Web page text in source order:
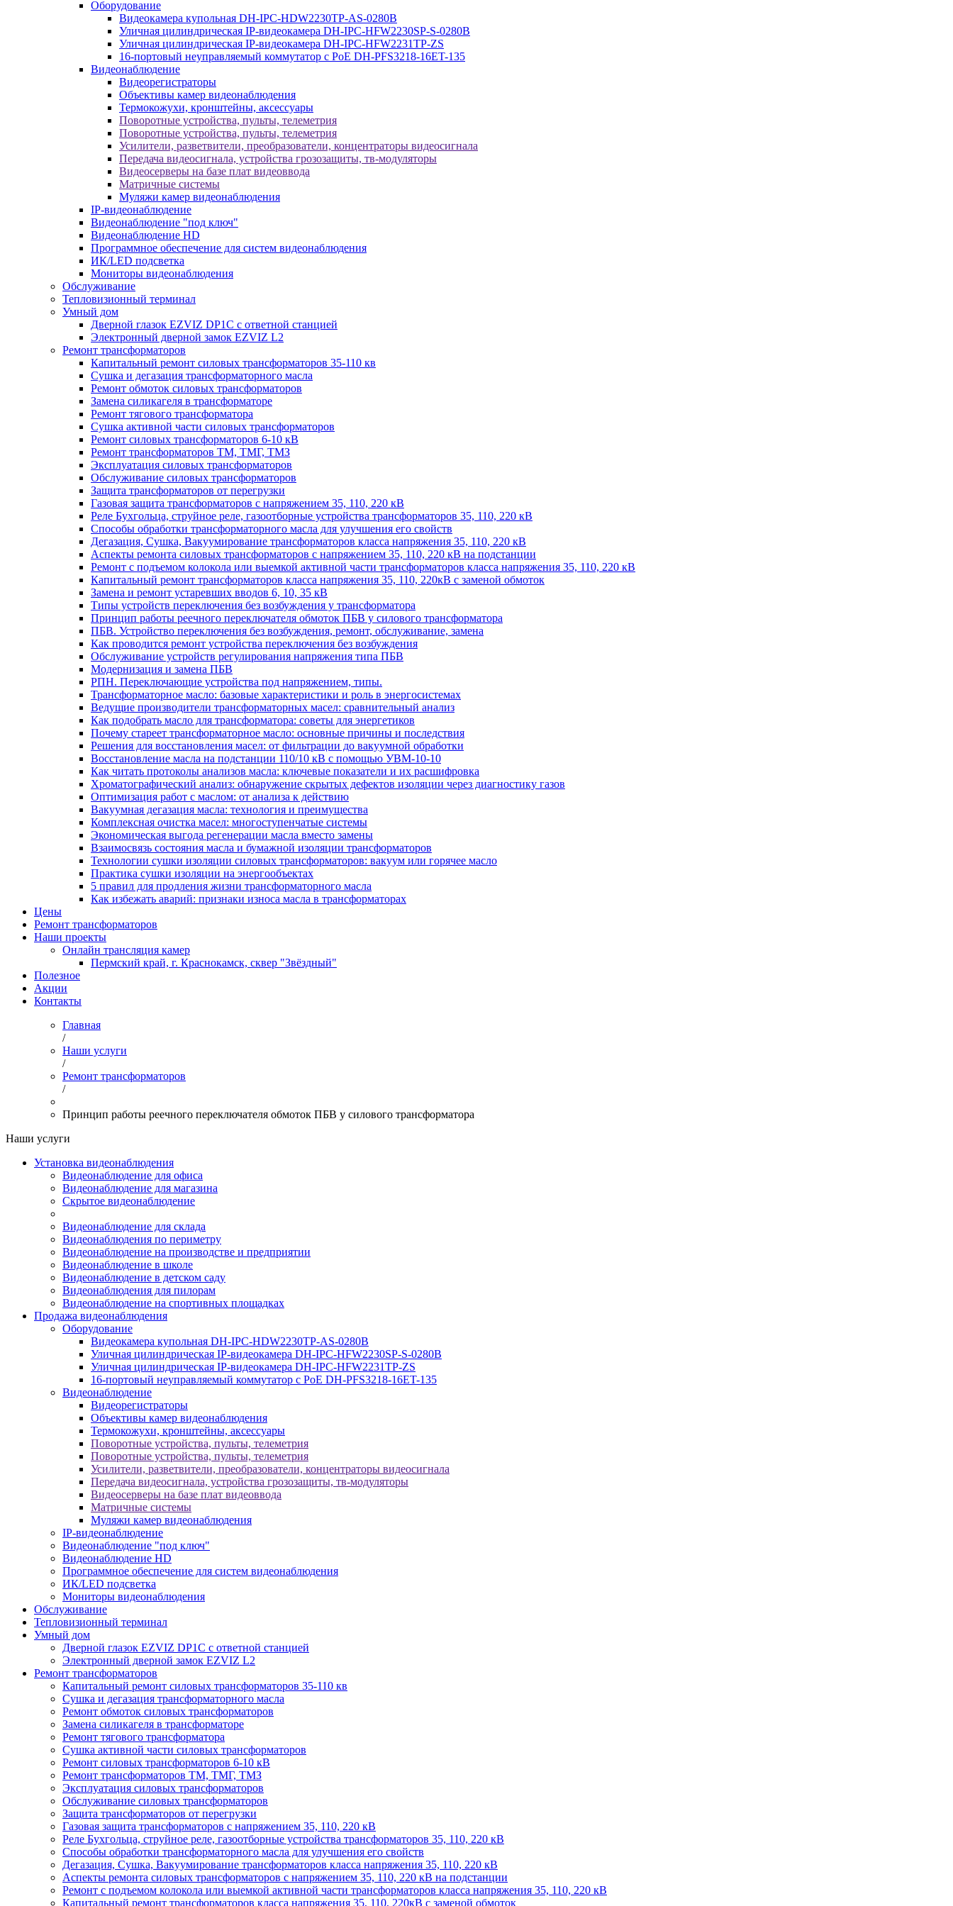
Оборудование
Видеокамера купольная DH-IPC-HDW2230TP-AS-0280B
Уличная цилиндрическая IP-видеокамера DH-IPC-HFW2230SP-S-0280B
Уличная цилиндрическая IP-видеокамера DH-IPC-HFW2231TP-ZS
16-портовый неуправляемый коммутатор с РоЕ DH-PFS3218-16ET-135
Видеонаблюдение
Видеорегистраторы
Объективы камер видеонаблюдения
Термокожухи, кронштейны, аксессуары
Поворотные устройства, пульты, телеметрия
Поворотные устройства, пульты, телеметрия
Усилители, разветвители, преобразователи, концентраторы видеосигнала
Передача видеосигнала, устройства грозозащиты, тв-модуляторы
Видеосерверы на базе плат видеоввода
Матричные системы
Муляжи камер видеонаблюдения
IP-видеонаблюдение
Видеонаблюдение "под ключ"
Видеонаблюдение HD
Программное обеспечение для систем видеонаблюдения
ИК/LED подсветка
Мониторы видеонаблюдения
Обслуживание
Тепловизионный терминал
Умный дом
Дверной глазок EZVIZ DP1C с ответной станцией
Электронный дверной замок EZVIZ L2
Ремонт трансформаторов
Капитальный ремонт силовых трансформаторов 35-110 кв
Сушка и дегазация трансформаторного масла
Ремонт обмоток силовых трансформаторов
Замена силикагеля в трансформаторе
Ремонт тягового трансформатора
Сушка активной части силовых трансформаторов
Ремонт силовых трансформаторов 6-10 кВ
Ремонт трансформаторов ТМ, ТМГ, ТМЗ
Эксплуатация силовых трансформаторов
Обслуживание силовых трансформаторов
Защита трансформаторов от перегрузки
Газовая защита трансформаторов с напряжением 35, 110, 220 кВ
Реле Бухгольца, струйное реле, газоотборные устройства трансформаторов 35, 110, 220 кВ
Способы обработки трансформаторного масла для улучшения его свойств
Дегазация, Сушка, Вакуумирование трансформаторов класса напряжения 35, 110, 220 кВ
Аспекты ремонта силовых трансформаторов с напряжением 35, 110, 220 кВ на подстанции
Ремонт с подъемом колокола или выемкой активной части трансформаторов класса напряжения 35, 110, 220 кВ
Капитальный ремонт трансформаторов класса напряжения 35, 110, 220кВ с заменой обмоток
Замена и ремонт устаревших вводов 6, 10, 35 кВ
Типы устройств переключения без возбуждения у трансформатора
Принцип работы реечного переключателя обмоток ПБВ у силового трансформатора
ПБВ. Устройство переключения без возбуждения, ремонт, обслуживание, замена
Как проводится ремонт устройства переключения без возбуждения
Обслуживание устройств регулирования напряжения типа ПБВ
Модернизация и замена ПБВ
РПН. Переключающие устройства под напряжением, типы.
Трансформаторное масло: базовые характеристики и роль в энергосистемах
Ведущие производители трансформаторных масел: сравнительный анализ
Как подобрать масло для трансформатора: советы для энергетиков
Почему стареет трансформаторное масло: основные причины и последствия
Решения для восстановления масел: от фильтрации до вакуумной обработки
Восстановление масла на подстанции 110/10 кВ с помощью УВМ-10-10
Как читать протоколы анализов масла: ключевые показатели и их расшифровка
Хроматографический анализ: обнаружение скрытых дефектов изоляции через диагностику газов
Оптимизация работ с маслом: от анализа к действию
Вакуумная дегазация масла: технология и преимущества
Комплексная очистка масел: многоступенчатые системы
Экономическая выгода регенерации масла вместо замены
Взаимосвязь состояния масла и бумажной изоляции трансформаторов
Технологии сушки изоляции силовых трансформаторов: вакуум или горячее масло
Практика сушки изоляции на энергообъектах
5 правил для продления жизни трансформаторного масла
Как избежать аварий: признаки износа масла в трансформаторах
Цены
Ремонт трансформаторов
Наши проекты
Онлайн трансляция камер
Пермский край, г. Краснокамск, сквер "Звёздный"
Полезное
Акции
Контакты
Главная
/
Наши услуги
/
Ремонт трансформаторов
/
Принцип работы реечного переключателя обмоток ПБВ у силового трансформатора
Наши услуги
Установка видеонаблюдения
Видеонаблюдение для офиса
Видеонаблюдение для магазина
Скрытое видеонаблюдение
Видеонаблюдение для склада
Видеонаблюдения по периметру
Видеонаблюдение на производстве и предприятии
Видеонаблюдение в школе
Видеонаблюдение в детском саду
Видеонаблюдения для пилорам
Видеонаблюдение на спортивных площадках
Продажа видеонаблюдения
Оборудование
Видеокамера купольная DH-IPC-HDW2230TP-AS-0280B
Уличная цилиндрическая IP-видеокамера DH-IPC-HFW2230SP-S-0280B
Уличная цилиндрическая IP-видеокамера DH-IPC-HFW2231TP-ZS
16-портовый неуправляемый коммутатор с РоЕ DH-PFS3218-16ET-135
Видеонаблюдение
Видеорегистраторы
Объективы камер видеонаблюдения
Термокожухи, кронштейны, аксессуары
Поворотные устройства, пульты, телеметрия
Поворотные устройства, пульты, телеметрия
Усилители, разветвители, преобразователи, концентраторы видеосигнала
Передача видеосигнала, устройства грозозащиты, тв-модуляторы
Видеосерверы на базе плат видеоввода
Матричные системы
Муляжи камер видеонаблюдения
IP-видеонаблюдение
Видеонаблюдение "под ключ"
Видеонаблюдение HD
Программное обеспечение для систем видеонаблюдения
ИК/LED подсветка
Мониторы видеонаблюдения
Обслуживание
Тепловизионный терминал
Умный дом
Дверной глазок EZVIZ DP1C с ответной станцией
Электронный дверной замок EZVIZ L2
Ремонт трансформаторов
Капитальный ремонт силовых трансформаторов 35-110 кв
Сушка и дегазация трансформаторного масла
Ремонт обмоток силовых трансформаторов
Замена силикагеля в трансформаторе
Ремонт тягового трансформатора
Сушка активной части силовых трансформаторов
Ремонт силовых трансформаторов 6-10 кВ
Ремонт трансформаторов ТМ, ТМГ, ТМЗ
Эксплуатация силовых трансформаторов
Обслуживание силовых трансформаторов
Защита трансформаторов от перегрузки
Газовая защита трансформаторов с напряжением 35, 110, 220 кВ
Реле Бухгольца, струйное реле, газоотборные устройства трансформаторов 35, 110, 220 кВ
Способы обработки трансформаторного масла для улучшения его свойств
Дегазация, Сушка, Вакуумирование трансформаторов класса напряжения 35, 110, 220 кВ
Аспекты ремонта силовых трансформаторов с напряжением 35, 110, 220 кВ на подстанции
Ремонт с подъемом колокола или выемкой активной части трансформаторов класса напряжения 35, 110, 220 кВ
Капитальный ремонт трансформаторов класса напряжения 35, 110, 220кВ с заменой обмоток